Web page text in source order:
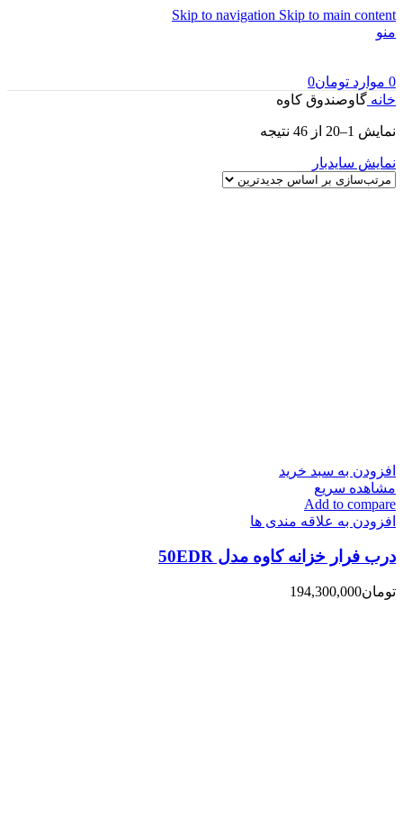
Skip to navigation Skip to main content
منو
0 موارد تومان0
خانه گاوصندوق کاوه
نمایش 1–20 از 46 نتیجه
نمایش سایدبار
افزودن به سبد خرید
مشاهده سریع
Add to compare
افزودن به علاقه مندی ها
درب فرار خزانه کاوه مدل 50EDR
تومان194,300,000